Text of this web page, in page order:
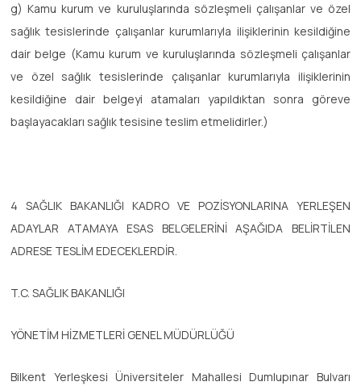
g) Kamu kurum ve kuruluşlarında sözleşmeli çalışanlar ve özel
sağlık tesislerinde çalışanlar kurumlarıyla ilişiklerinin kesildiğine
dair belge (Kamu kurum ve kuruluşlarında sözleşmeli çalışanlar
ve özel sağlık tesislerinde çalışanlar kurumlarıyla ilişiklerinin
kesildiğine dair belgeyi atamaları yapıldıktan sonra göreve
başlayacakları sağlık tesisine teslim etmelidirler.)
4 SAĞLIK BAKANLIĞI KADRO VE POZİSYONLARINA YERLEŞEN
ADAYLAR ATAMAYA ESAS BELGELERİNİ AŞAĞIDA BELİRTİLEN
ADRESE TESLİM EDECEKLERDİR.
T.C. SAĞLIK BAKANLIĞI
YÖNETİM HİZMETLERİ GENEL MÜDÜRLÜĞÜ
Bilkent Yerleşkesi Üniversiteler Mahallesi Dumlupınar Bulvarı